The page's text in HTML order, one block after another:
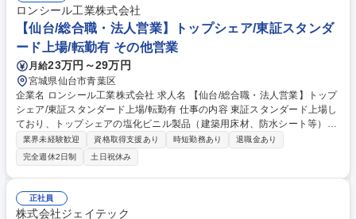
ることもできるため自身の仕事が誰の為になっているか感じられる仕事で
す。自社工場が5箇所ございますので、一次加工から高次加工まで幅広く
対応できます。 募集職種 【仙台/食品営業】豊富な自社商品ラインナップ
で提案の幅が広い◎月残業13H
ロンシール工業株式会社
【仙台/総合職・法人営業】トップシェア/東証スタンダ
ード上場/転勤有 その他営業
月給23万円～29万円
宮城県仙台市青葉区
企業名 ロンシール工業株式会社 求人名 【仙台/総合職・法人営業】トップ
シェア/東証スタンダード上場/転勤有 仕事の内容 東証スタンダード上場し
ており、トップシェアの塩化ビニル製品（建築用床材、防水シート等）を
製造している当社にて、建築の床材シート、屋上防水シートの法人営業を
お任せ。長期キャリア形成が可能です。 【顧客】建材商社8割、工務店2
割（商社経由で製品が建物に使用） 【対象建築】マンション、老健施設、
医療施設、工場、学校 ■既存客へ商談で使用目的・素材・色・機能等の情
報をヒアリング ■ヒアリング内容を開発部署に持ち帰り製造可能かを検討
■顧客に見積もり・発注を行ったのち納品 様々な経験や深めることが可能
業界未経験歓迎 資格取得支援あり 時短勤務あり
退職金あり
完全週休2日制
土日祝休み
正社員
株式会社ジェイテック